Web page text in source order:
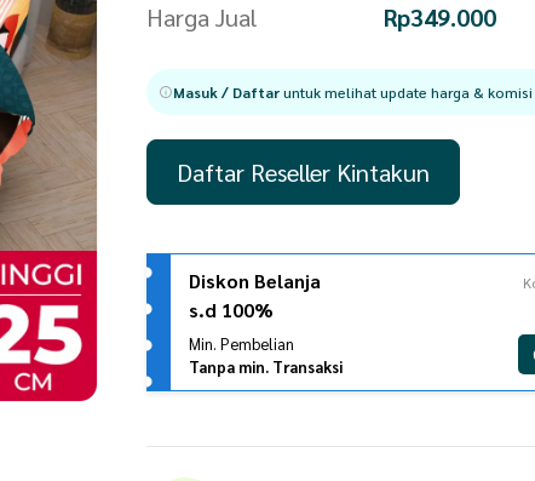
Harga Jual
Rp349.000
Masuk / Daftaruntuk melihat update harga & komisi
Daftar Reseller Kintakun
Diskon Belanja
s.d 100%
Min. Pembelian
Tanpa min. Transaksi